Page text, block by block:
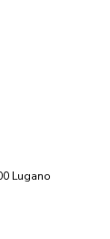
Lugano